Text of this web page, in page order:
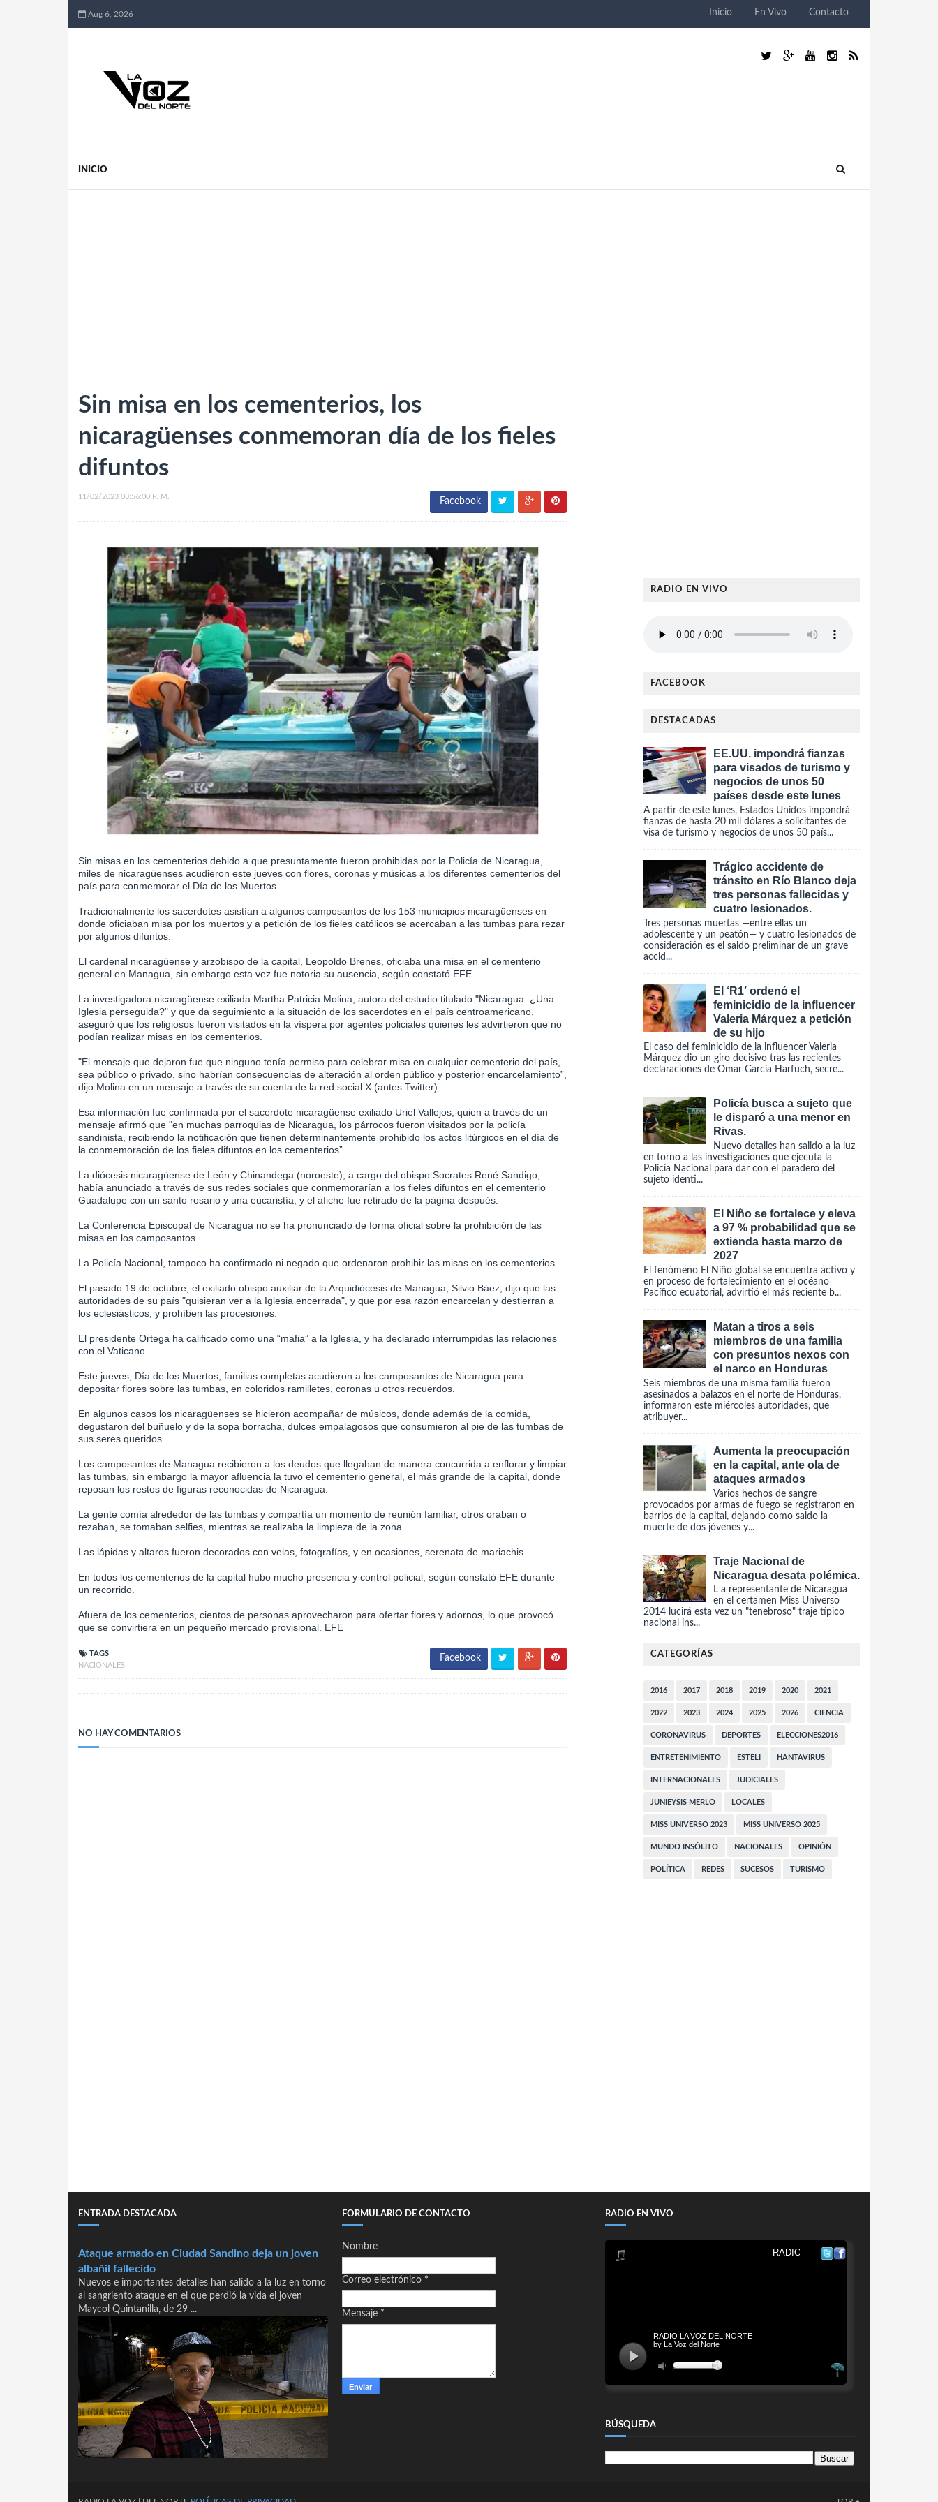
Aug 6, 2026 Inicio En Vivo Contacto
INICIO
Sin misa en los cementerios, los
nicaragüenses conmemoran día de los fieles
difuntos
11/02/2023 03:56:00 P. M. Facebook
Sin misas en los cementerios debido a que presuntamente fueron prohibidas por la Policía de Nicaragua,
miles de nicaragüenses acudieron este jueves con flores, coronas y músicas a los diferentes cementerios del
país para conmemorar el Día de los Muertos.
Tradicionalmente los sacerdotes asistían a algunos camposantos de los 153 municipios nicaragüenses en
donde oficiaban misa por los muertos y a petición de los fieles católicos se acercaban a las tumbas para rezar
por algunos difuntos.
El cardenal nicaragüense y arzobispo de la capital, Leopoldo Brenes, oficiaba una misa en el cementerio
general en Managua, sin embargo esta vez fue notoria su ausencia, según constató EFE.
La investigadora nicaragüense exiliada Martha Patricia Molina, autora del estudio titulado "Nicaragua: ¿Una
Iglesia perseguida?" y que da seguimiento a la situación de los sacerdotes en el país centroamericano,
aseguró que los religiosos fueron visitados en la víspera por agentes policiales quienes les advirtieron que no
podían realizar misas en los cementerios.
"El mensaje que dejaron fue que ninguno tenía permiso para celebrar misa en cualquier cementerio del país,
sea público o privado, sino habrían consecuencias de alteración al orden público y posterior encarcelamiento”,
dijo Molina en un mensaje a través de su cuenta de la red social X (antes Twitter).
Esa información fue confirmada por el sacerdote nicaragüense exiliado Uriel Vallejos, quien a través de un
mensaje afirmó que "en muchas parroquias de Nicaragua, los párrocos fueron visitados por la policía
sandinista, recibiendo la notificación que tienen determinantemente prohibido los actos litúrgicos en el día de
la conmemoración de los fieles difuntos en los cementerios”.
La diócesis nicaragüense de León y Chinandega (noroeste), a cargo del obispo Socrates René Sandigo,
había anunciado a través de sus redes sociales que conmemorarían a los fieles difuntos en el cementerio
Guadalupe con un santo rosario y una eucaristía, y el afiche fue retirado de la página después.
La Conferencia Episcopal de Nicaragua no se ha pronunciado de forma oficial sobre la prohibición de las
misas en los camposantos.
La Policía Nacional, tampoco ha confirmado ni negado que ordenaron prohibir las misas en los cementerios.
El pasado 19 de octubre, el exiliado obispo auxiliar de la Arquidiócesis de Managua, Silvio Báez, dijo que las
autoridades de su país "quisieran ver a la Iglesia encerrada", y que por esa razón encarcelan y destierran a
los eclesiásticos, y prohíben las procesiones.
El presidente Ortega ha calificado como una “mafia” a la Iglesia, y ha declarado interrumpidas las relaciones
con el Vaticano.
Este jueves, Día de los Muertos, familias completas acudieron a los camposantos de Nicaragua para
depositar flores sobre las tumbas, en coloridos ramilletes, coronas u otros recuerdos.
En algunos casos los nicaragüenses se hicieron acompañar de músicos, donde además de la comida,
degustaron del buñuelo y de la sopa borracha, dulces empalagosos que consumieron al pie de las tumbas de
sus seres queridos.
Los camposantos de Managua recibieron a los deudos que llegaban de manera concurrida a enflorar y limpiar
las tumbas, sin embargo la mayor afluencia la tuvo el cementerio general, el más grande de la capital, donde
reposan los restos de figuras reconocidas de Nicaragua.
La gente comía alrededor de las tumbas y compartía un momento de reunión familiar, otros oraban o
rezaban, se tomaban selfies, mientras se realizaba la limpieza de la zona.
Las lápidas y altares fueron decorados con velas, fotografías, y en ocasiones, serenata de mariachis.
En todos los cementerios de la capital hubo mucho presencia y control policial, según constató EFE durante
un recorrido.
Afuera de los cementerios, cientos de personas aprovecharon para ofertar flores y adornos, lo que provocó
que se convirtiera en un pequeño mercado provisional. EFE
TAGS
NACIONALES
Facebook
NO HAY COMENTARIOS
RADIO EN VIVO
FACEBOOK
DESTACADAS
EE.UU. impondrá fianzas
para visados de turismo y
negocios de unos 50
países desde este lunes
A partir de este lunes, Estados Unidos impondrá
fianzas de hasta 20 mil dólares a solicitantes de
visa de turismo y negocios de unos 50 país...
Trágico accidente de
tránsito en Río Blanco deja
tres personas fallecidas y
cuatro lesionados.
Tres personas muertas —entre ellas un
adolescente y un peatón— y cuatro lesionados de
consideración es el saldo preliminar de un grave
accid...
El ‘R1′ ordenó el
feminicidio de la influencer
Valeria Márquez a petición
de su hijo
El caso del feminicidio de la influencer Valeria
Márquez dio un giro decisivo tras las recientes
declaraciones de Omar García Harfuch, secre...
Policía busca a sujeto que
le disparó a una menor en
Rivas.
Nuevo detalles han salido a la luz
en torno a las investigaciones que ejecuta la
Policía Nacional para dar con el paradero del
sujeto identi...
El Niño se fortalece y eleva
a 97 % probabilidad que se
extienda hasta marzo de
2027
El fenómeno El Niño global se encuentra activo y
en proceso de fortalecimiento en el océano
Pacífico ecuatorial, advirtió el más reciente b...
Matan a tiros a seis
miembros de una familia
con presuntos nexos con
el narco en Honduras
Seis miembros de una misma familia fueron
asesinados a balazos en el norte de Honduras,
informaron este miércoles autoridades, que
atribuyer...
Aumenta la preocupación
en la capital, ante ola de
ataques armados
Varios hechos de sangre
provocados por armas de fuego se registraron en
barrios de la capital, dejando como saldo la
muerte de dos jóvenes y...
Traje Nacional de
Nicaragua desata polémica.
L a representante de Nicaragua
en el certamen Miss Universo
2014 lucirá esta vez un "tenebroso" traje típico
nacional ins...
CATEGORÍAS
2016 2017 2018 2019 2020 2021
2022 2023 2024 2025 2026 CIENCIA
CORONAVIRUS DEPORTES ELECCIONES2016
ENTRETENIMIENTO ESTELI HANTAVIRUS
INTERNACIONALES JUDICIALES
JUNIEYSIS MERLO LOCALES
MISS UNIVERSO 2023 MISS UNIVERSO 2025
MUNDO INSÓLITO NACIONALES OPINIÓN
POLÍTICA REDES SUCESOS TURISMO
ENTRADA DESTACADA
Ataque armado en Ciudad Sandino deja un joven
albañil fallecido
Nuevos e importantes detalles han salido a la luz en torno
al sangriento ataque en el que perdió la vida el joven
Maycol Quintanilla, de 29 ...
FORMULARIO DE CONTACTO
Nombre
Correo electrónico *
Mensaje *
RADIO EN VIVO
BÚSQUEDA